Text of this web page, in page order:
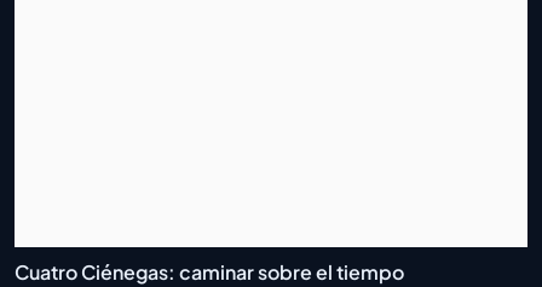
Cuatro Ciénegas: caminar sobre el tiempo